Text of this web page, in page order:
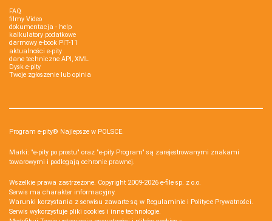
FAQ
filmy Video
dokumentacja - help
kalkulatory podatkowe
darmowy e-book PIT-11
aktualności e-pity
dane techniczne API, XML
Dysk e-pity
Twoje zgłoszenie lub opinia
Program e-pity® Najlepsze w POLSCE.
Marki: "e-pity po prostu" oraz "e-pity Program" są zarejestrowanymi znakami
towarowymi i podlegają ochronie prawnej.
Wszelkie prawa zastrzeżone. Copyright 2009-2026 e-file sp. z o.o.
Serwis ma charakter informacyjny.
Warunki korzystania z serwisu zawarte są w Regulaminie i Polityce Prywatności.
Serwis wykorzystuje pliki cookies i inne technologie.